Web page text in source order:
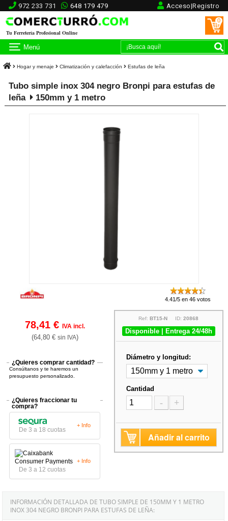
972 233 731 648 179 479 Acceso|Registro
Tu Ferretería Profesional Online
0
Menú
Hogar y menaje Climatización y calefacción Estufas de leña
Tubo simple inox 304 negro Bronpi para estufas de
leña
150mm y 1 metro
4.41/5 en 46 votos
78,41 € IVA incl.
(64,80 € sin IVA)
¿Quieres comprar cantidad?
Consúltanos y te haremos un
presupuesto personalizado.
¿Quieres fraccionar tu
compra?
De 3 a 18 cuotas
+ Info
De 3 a 12 cuotas
+ Info
Ref:BT15-N ID:20868
Disponible | Entrega 24/48h
Diámetro y longitud:
Cantidad
- +
Añadir al carrito
INFORMACIÓN DETALLADA DE TUBO SIMPLE DE 150MM Y 1 METRO
INOX 304 NEGRO BRONPI PARA ESTUFAS DE LEÑA: